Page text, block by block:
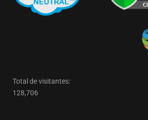
Total de visitantes:
128,706